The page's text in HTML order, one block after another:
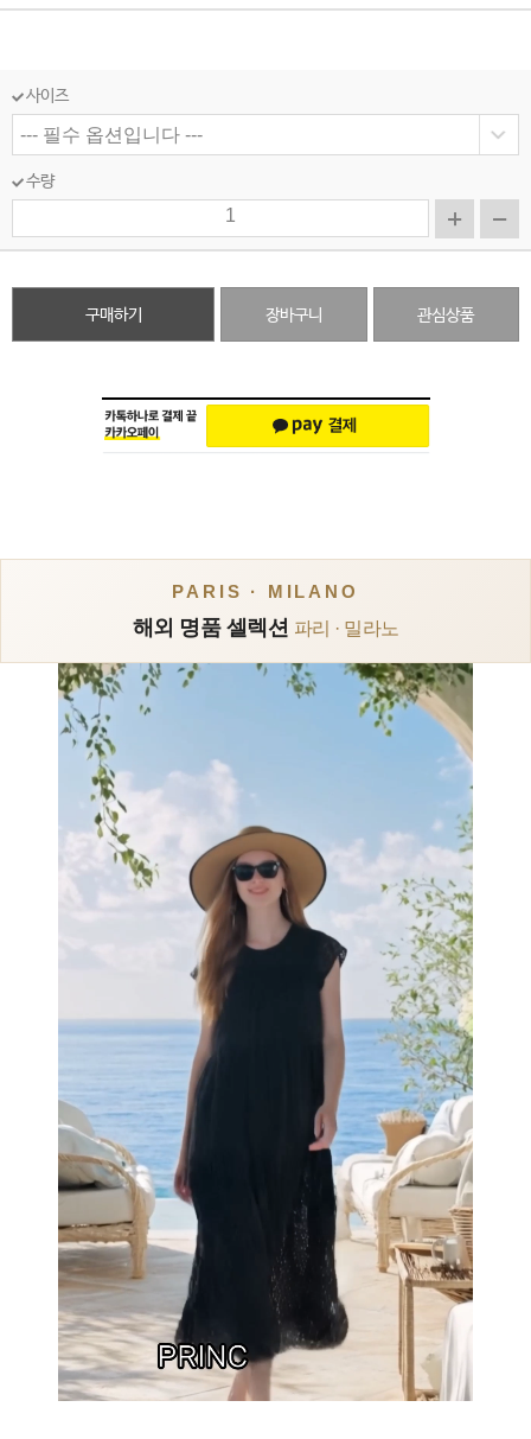
사이즈
수량
구매하기 장바구니 관심상품
PARIS · MILANO
해외 명품 셀렉션 파리 · 밀라노